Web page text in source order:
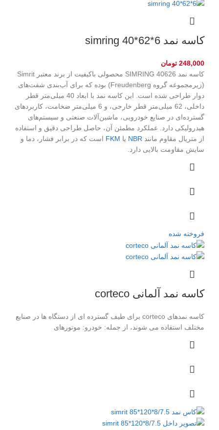
کاسه نمد simring 40*62*6
248,000 تومان
کاسه نمد SIMRING 40626 محصولی باکیفیت از برند معتبر Simrit
(زیرمجموعه گروه Freudenberg) بوده که برای آب‌بندی شفت‌های
دوار طراحی شده است. این کاسه نمد با ابعاد 40 میلی‌متر قطر
داخلی، 62 میلی‌متر قطر خارجی، و 6 میلی‌متر ضخامت، کاربردهای
گسترده‌ای در صنایع خودرویی، ماشین‌آلات صنعتی و سیستم‌های
هیدرولیکی دارد. عملکرد مطمئن آن، حاصل طراحی دقیق و استفاده
از متریال مقاوم مانند NBR یا FKM است که در برابر فشار، دما و
سایش مقاومت بالایی دارد.
فروخته شده
کاسه نمد آلمانی corteco
کاسه نمدهای corteco برای طیف گسترده ای از دستگاه ها در صنایع
مختلف استفاده می شوند، از جمله: خودرو: موتورهای